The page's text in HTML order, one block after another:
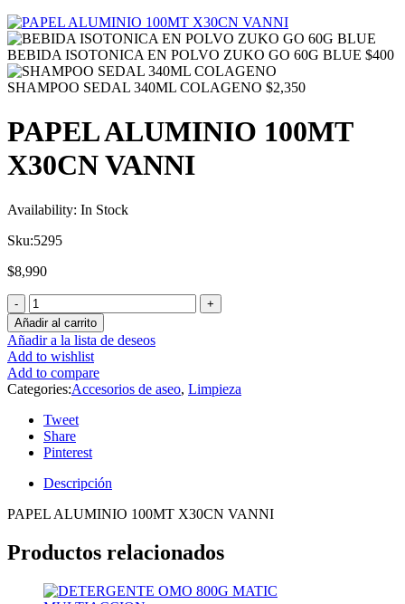
BEBIDA ISOTONICA EN POLVO ZUKO GO 60G BLUE $400
SHAMPOO SEDAL 340ML COLAGENO $2,350
PAPEL ALUMINIO 100MT
X30CN VANNI
Availability: In Stock
Sku:5295
$8,990
Añadir al carrito
Añadir a la lista de deseos
Add to wishlist
Add to compare
Categories:Accesorios de aseo, Limpieza
Tweet
Share
Pinterest
Descripción
PAPEL ALUMINIO 100MT X30CN VANNI
Productos relacionados